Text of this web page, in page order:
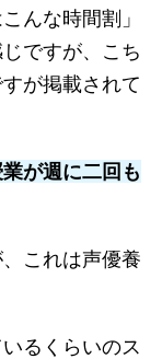
んな時間割」
ですが、こち
が掲載されて
が週に二回も
これは声優養
るくらいのス